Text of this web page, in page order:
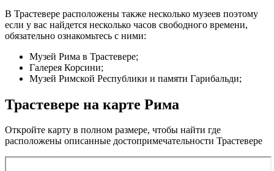
В Трастевере расположены также несколько музеев поэтому
если у вас найдется несколько часов свободного времени,
обязательно ознакомьтесь с ними:
Музей Рима в Трастевере;
Галерея Корсини;
Музей Римской Республики и памяти Гарибальди;
Трастевере на карте Рима
Откройте карту в полном размере, чтобы найти где
расположены описанные достопримечательности Трастевере